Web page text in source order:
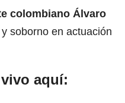
colombiano Álvaro
y soborno en actuación
aquí: